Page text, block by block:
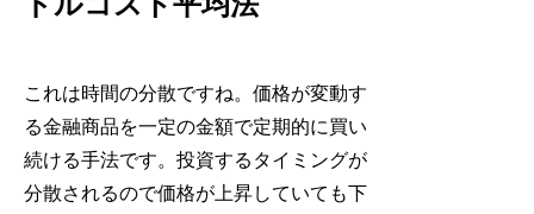
これは時間の分散ですね。価格が変動す
る金融商品を一定の金額で定期的に買い
続ける手法です。投資するタイミングが
分散されるので価格が上昇していても下